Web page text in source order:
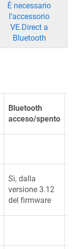
È necessario
l'accessorio
VE.Direct a
Bluetooth
Bluetooth
acceso/spento
Sì, dalla
versione 3.12
del firmware